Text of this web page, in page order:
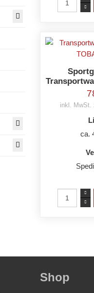
inkl. MwSt.
ca.
Shop